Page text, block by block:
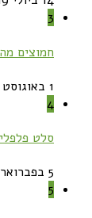
3
חמוצים
1 באוגוסט 2022
4
סלט
5 בפברואר 2021
5